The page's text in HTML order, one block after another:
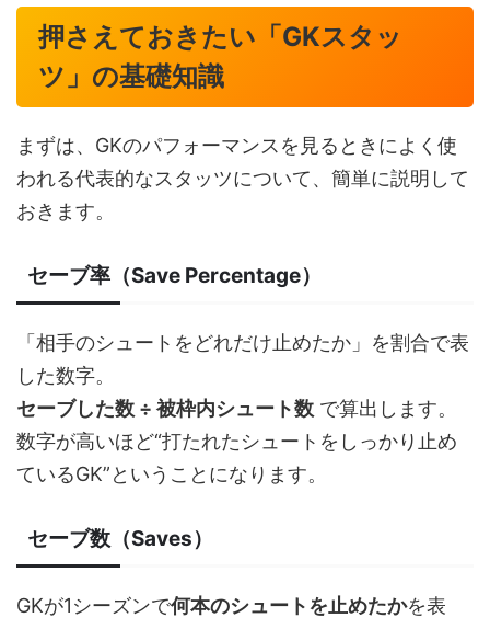
押さえておきたい「GKスタッ
ツ」の基礎知識
まずは、GKのパフォーマンスを見るときによく使
われる代表的なスタッツについて、簡単に説明して
おきます。
セーブ率（Save Percentage）
「相手のシュートをどれだけ止めたか」を割合で表
した数字。
セーブした数 ÷ 被枠内シュート数 で算出します。
数字が高いほど“打たれたシュートをしっかり止め
ているGK”ということになります。
セーブ数（Saves）
GKが1シーズンで何本のシュートを止めたかを表